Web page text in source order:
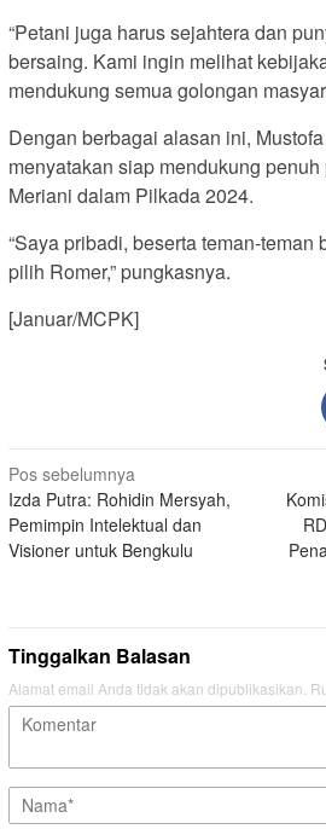
“Petani juga harus sejahtera dan
bersaing. Kami ingin melihat
mendukung semua golongan
Dengan berbagai alasan ini,
menyatakan siap mendukung
Meriani dalam Pilkada 2024.
“Saya pribadi, beserta teman-teman
pilih Romer,” pungkasnya.
[Januar/MCPK]
Navigasi
pos
Pos sebelumnya
Izda Putra: Rohidin Mersyah,
Pemimpin Intelektual dan
Visioner untuk Bengkulu
Tinggalkan Balasan
Alamat email Anda tidak akan dipublikasikan.